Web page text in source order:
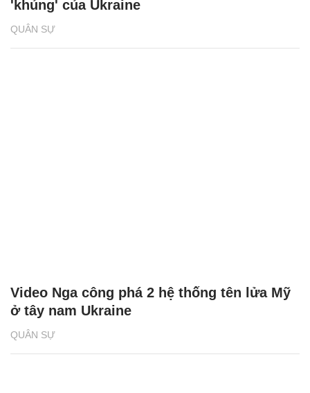
QUÂN SỰ
'khủng' của Ukraine
QUÂN SỰ
Video Nga công phá 2 hệ thống tên lửa Mỹ
ở tây nam Ukraine